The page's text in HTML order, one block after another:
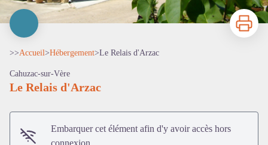
Voir l'image en plein écran
Imprimer
>>Accueil>Hébergement>Le Relais d'Arzac
Cahuzac-sur-Vère
Le Relais d'Arzac
Embarquer cet élément afin d'y avoir accès hors
connexion